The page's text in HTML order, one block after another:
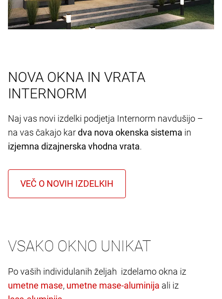
NOVA OKNA IN VRATA
INTERNORM
Naj vas novi izdelki podjetja Internorm navdušijo –
na vas čakajo kardva nova okenska sistema in
izjemna dizajnerska vhodna vrata.
VSAKO OKNO UNIKAT
Po vaših individulanih željah izdelamo okna iz
,
ali iz